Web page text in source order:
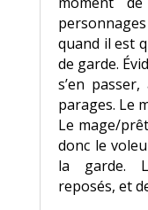
quand il est
de garde.
s’en
parages. Le
Le mage/
donc le
la garde.
reposés, et